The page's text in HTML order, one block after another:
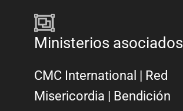
Ministerios asociados
CMC International | Red
Misericordia | Bendición